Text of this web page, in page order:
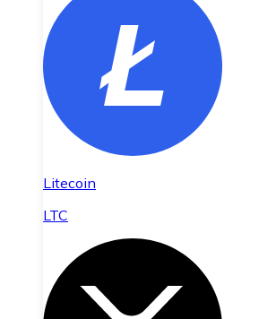
Litecoin
LTC